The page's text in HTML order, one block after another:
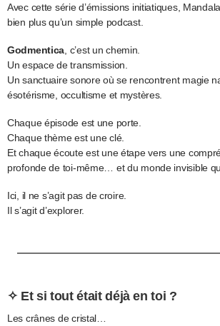
Avec cette série d’émissions initiatiques,
bien plus qu’un simple podcast.
Godmentica , c’est un chemin.
Un espace de transmission.
Un sanctuaire sonore où se rencontrent magie
ésotérisme, occultisme et mystères.
Chaque épisode est une porte.
Chaque thème est une clé.
Et chaque écoute est une étape vers une
profonde de toi-même… et du monde invisible
Ici, il ne s’agit pas de croire.
Il s’agit d’explorer.
✧ Et si tout était déjà en toi ?
Les crânes de cristal…